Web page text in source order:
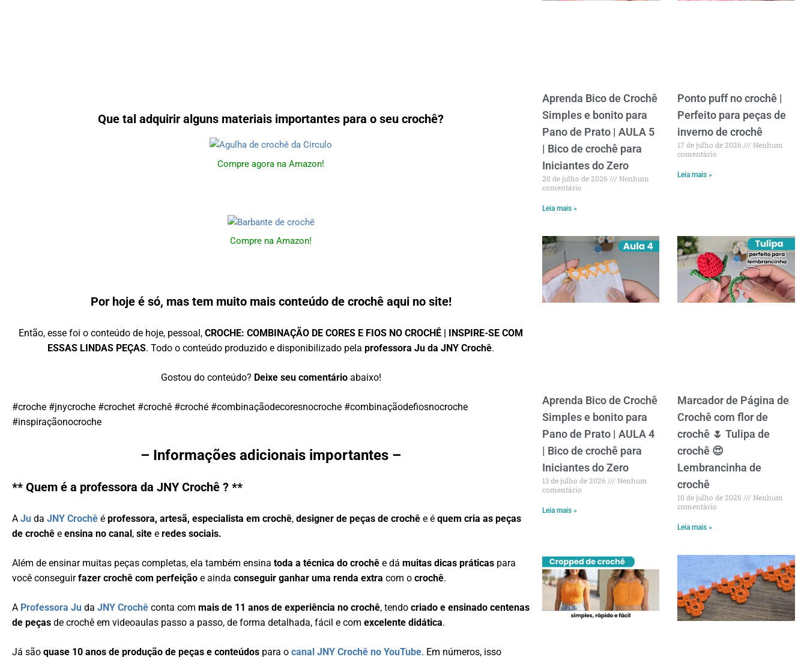
Aprenda Bico de Crochê
Simples e bonito para
Pano de Prato | AULA 5
| Bico de crochê para
Iniciantes do Zero
20 de julho de 2026
Nenhum
comentário
Leia mais »
Ponto puff no crochê |
Perfeito para peças de
inverno de crochê
17 de julho de 2026
Nenhum
comentário
Leia mais »
Aprenda Bico de Crochê
Simples e bonito para
Pano de Prato | AULA 4
| Bico de crochê para
Iniciantes do Zero
13 de julho de 2026
Nenhum
comentário
Leia mais »
Marcador de Página de
Crochê com flor de
crochê 🌷 Tulipa de
crochê 😍
Lembrancinha de
crochê
10 de julho de 2026
Nenhum
comentário
Leia mais »
Que tal adquirir alguns materiais importantes para o seu crochê?
Compre agora na Amazon!
Compre na Amazon!
Por hoje é só, mas tem muito mais conteúdo de crochê aqui no site!
Então, esse foi o conteúdo de hoje, pessoal,CROCHE: COMBINAÇÃO DE CORES E FIOS NO CROCHÊ | INSPIRE-SE COM
ESSAS LINDAS PEÇAS. Todo o conteúdo produzido e disponibilizado pelaprofessora Ju da JNY Crochê.
Gostou do conteúdo? Deixe seu comentárioabaixo!
#croche #jnycroche #crochet #crochê #croché #combinaçãodecoresnocroche #combinaçãodefiosnocroche
#inspiraçãonocroche
– Informações adicionais importantes –
** Quem é a professora da JNY Crochê ? **
AJu daJNY Crochê é professora, artesã, especialista em crochê,designer de peças de crochê e équem cria as peças
de crochê eensina no canal,site eredes sociais.
Além de ensinar muitas peças completas, ela também ensinatoda a técnica do crochê e dámuitas dicas práticas para
você conseguirfazer crochê com perfeiçãoe aindaconseguir ganhar uma renda extra com ocrochê.
A Professora Ju daJNY Crochê conta commais de 11 anos de experiência no crochê, tendocriado e ensinado centenas
de peças de crochê em videoaulas passo a passo, de forma detalhada, fácil e comexcelente didática.
Já sãoquase 10 anos de produção de peças e conteúdos para ocanal JNY Crochê no YouTube. Em números, isso